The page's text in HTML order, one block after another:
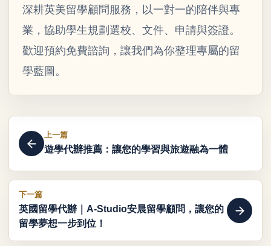
深耕英美留學顧問服務，以一對一的陪伴與專
業，協助學生規劃選校、文件、申請與簽證。
歡迎預約免費諮詢，讓我們為你整理專屬的留
學藍圖。
上一篇
遊學代辦推薦：讓您的學習與旅遊融為一體
下一篇
英國留學代辦｜A-Studio安晨留學顧問，讓您的
留學夢想一步到位！